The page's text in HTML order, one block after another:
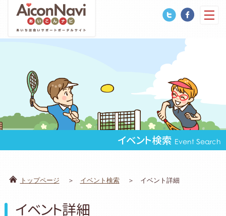
イベント検索 Event Search
トップページ イベント検索 イベント詳細
イベント詳細